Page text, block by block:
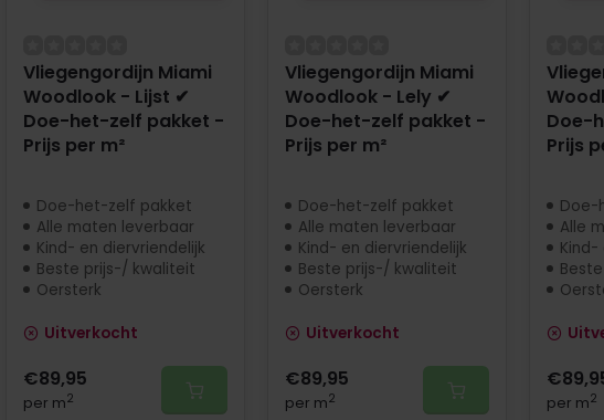
Vliegengordijn Miami
Woodlook - Lijst ✔
Doe-het-zelf pakket -
Prijs per m²
Doe-het-zelf pakket
Alle maten leverbaar
Kind- en diervriendelijk
Beste prijs-/ kwaliteit
Oersterk
Uitverkocht
€89,95
per m2
Vliegengordijn Miami
Woodlook - Lely ✔
Doe-het-zelf pakket -
Prijs per m²
Doe-het-zelf pakket
Alle maten leverbaar
Kind- en diervriendelijk
Beste prijs-/ kwaliteit
Oersterk
Uitverkocht
€89,95
per m2
Doe-
Prijs
Doe-
Alle
Kind-
per m2